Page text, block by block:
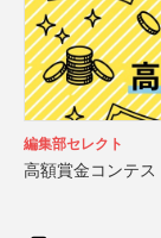
編集部セレクト
高額賞金コンテス